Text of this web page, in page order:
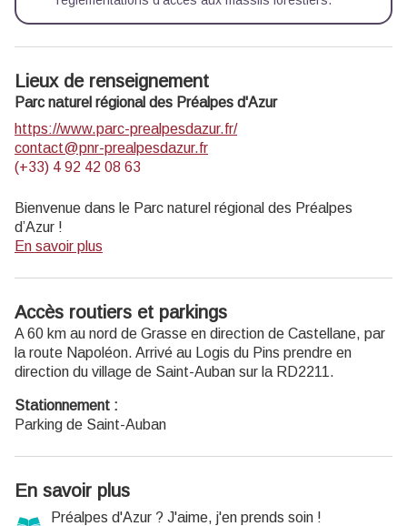
Lieux de renseignement
Parc naturel régional des Préalpes d'Azur
https://www.parc-prealpesdazur.fr/
contact@pnr-prealpesdazur.fr
(+33) 4 92 42 08 63
Bienvenue dans le Parc naturel régional des Préalpes
d’Azur !
Découvrez la richesse unique de la géologie, de la faune et
différents itinéraires de cheminsdesparcs.
Profitez d’autresactivités natureproposées dans le Parc.
Recevez la
newsletterdu Parc.
En savoir plus
Accès routiers et parkings
A 60 km au nord de Grasse en direction de Castellane, par
la route Napoléon. Arrivé au Logis du Pins prendre en
direction du village de Saint-Auban sur la RD2211.
Stationnement :
Parking de Saint-Auban
En savoir plus
Préalpes d'Azur ? J'aime, j'en prends soin !